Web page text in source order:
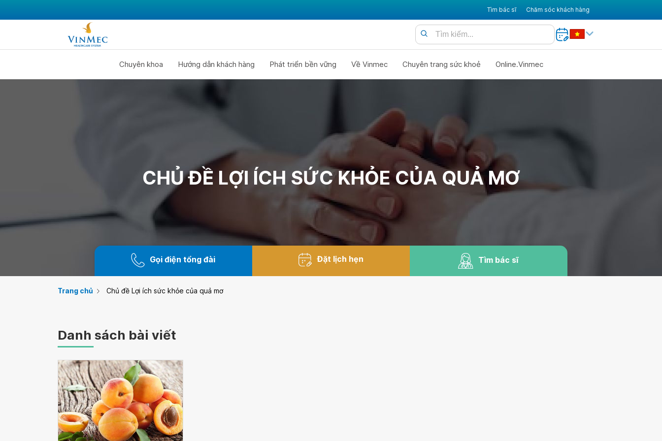
Tìm bác sĩ Chăm sóc khách hàng
Chuyên khoa Hướng dẫn khách hàng Phát triển bền vững Về Vinmec Chuyên trang sức khoẻ Online.Vinmec
CHỦ ĐỀ LỢI ÍCH SỨC KHỎE CỦA QUẢ MƠ
Gọi điện tổng đài Đặt lịch hẹn Tìm bác sĩ
Trang chủ Chủ đề Lợi ích sức khỏe của quả mơ
Danh sách bài viết